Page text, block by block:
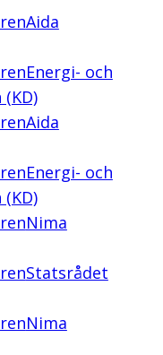
Aida
Energi- och
Aida
Energi- och
Nima
Statsrådet
Nima